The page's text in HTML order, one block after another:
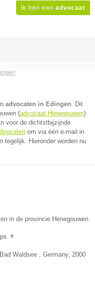
Ik ben een advocaat
advocaten in Edingen. Dit
(advocaat Henegouwen).
voor de dichtstbijzijnde
om via één e-mail in
tegelijk. Hieronder worden nu
in de provincie Henegouwen.
▼
Waldsee , Germany, 2000